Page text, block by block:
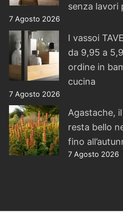
senza lavori
7 Agosto 2026
I vassoi
da 9,95 a
ordine in
cucina
7 Agosto 2026
Agastache,
resta bello
fino
7 Agosto 2026